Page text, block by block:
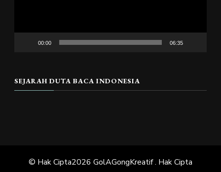
00:00 06:35
SEJARAH DUTA BACA INDONESIA
© Hak Cipta2026 GolAGongKreatif. Hak Cipta